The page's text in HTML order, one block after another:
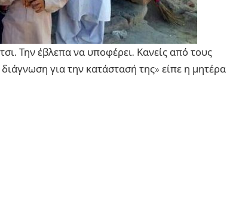
Την έβλεπα να υποφέρει. Κανείς από τους
για την κατάστασή της» είπε η μητέρα